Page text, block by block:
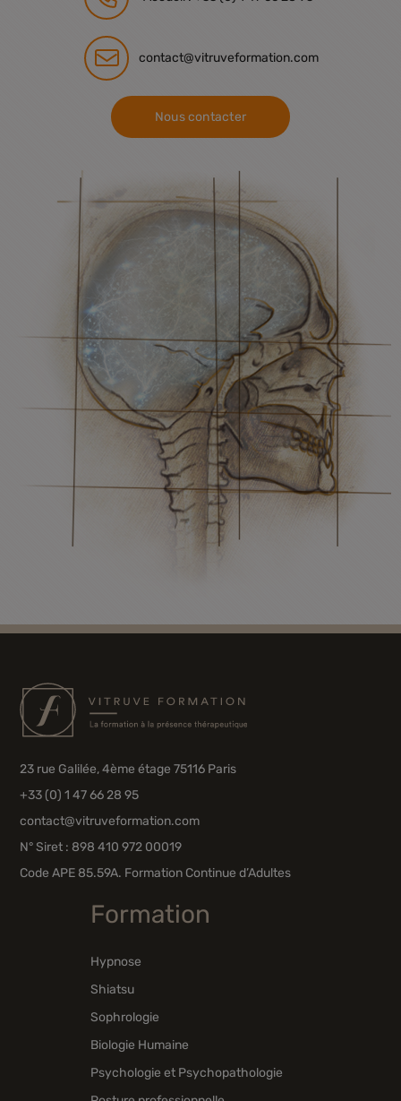
contact@vitruveformation.com
Nous contacter
23 rue Galilée, 4ème étage 75116 Paris
+33 (0) 1 47 66 28 95
contact@vitruveformation.com
N° Siret : 898 410 972 00019
Code APE 85.59A. Formation Continue d’Adultes
Formation
Hypnose
Shiatsu
Sophrologie
Biologie Humaine
Psychologie et Psychopathologie